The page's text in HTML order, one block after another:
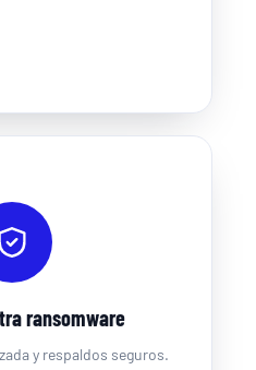
ransomware
y respaldos seguros.